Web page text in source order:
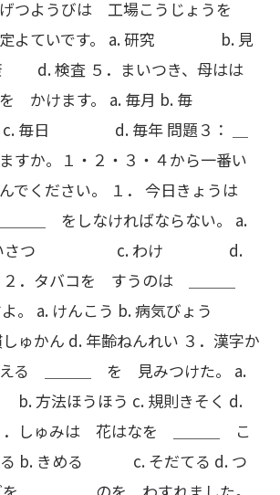
つようびは 工場こうじょうを
定よていです。 a. 研究 b. 見
査 ５．まいつき、母はは
かけます。 a. 毎月 b. 毎
d. 毎年 問題３： ＿
ますか。１・２・３・４から一番い
でください。 １． 今日きょうは
＿＿ をしなければならない。 a.
あいさつ c. わけ d.
．タバコを すうのは ＿＿＿
。 a. けんこう b. 病気びょう
ん d. 年齢ねんれい ３．漢字か
る ＿＿＿ を 見みつけた。 a.
b. 方法ほうほう c. 規則きそく d.
．しゅみは 花はなを ＿＿＿ こ
る b. きめる c. そだてる d. つ